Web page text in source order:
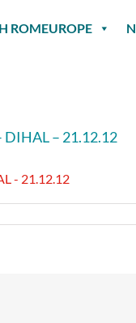
ROMEUROPE
DIHAL – 21.12.12
- 21.12.12